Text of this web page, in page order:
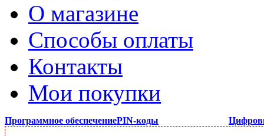
О магазине
Способы оплаты
Контакты
Мои покупки
Программное обеспечениеPIN-коды